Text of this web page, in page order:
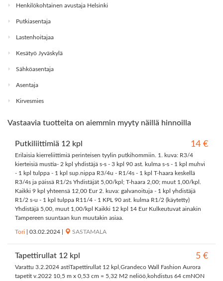
Henkilökohtainen avustaja Helsinki
Putkiasentaja
Lastenhoitajaa
Kesätyö Jyväskylä
Sähköasentaja
Asentaja
Kirvesmies
Vastaavia tuotteita on aiemmin myyty näillä hinnoilla
Putkiliittimiä 12 kpl 14 €
Erilaisia kierreliittimiä perinteisen tyylin putkihommiin. 1. kuva: R3/4
kierteisiä mustia- 2 kpl yhdistäjä s-s - 3 kpl 90 ast. kulma s-s - 1 kpl muhvi
- 1 kpl tulppa - 1 kpl sup.nippa R3/4u - R1/4s - 1 kpl T-haara keskellä
R3/4s ja päissä R1/2s Yhdistäjät 5,00/kpl; T-haara 2,00; muut 1,00/kpl.
Kaikki 9 kpl yhteensä 12,00 Eur 2. kuva: galvanoituja - 1 kpl yhdistäjä
R1/2 s-u - 1 kpl tulppa R11/4 - 1 KPL 90 ast. kulma R1/2 (käytetty)
Yhdistäjä 5,00, muut 1,00/kpl Kaikki 12 kpl 14 Eur Kulkeutuvat ainakin
Tampereen suuntaan kun muutakin asiaa.
Tori 03.02.2024 SASTAMALA
Tapettirullat 12 kpl 5 €
Varattu 3.2.2024 astiTapettirullat 12 kpl,Grandeco Wall Fashion Aurora
tapetit v.2022 10,5 m x 0,53 cm = 5,32 M2 neliöö,kohdistus 64 cmNON